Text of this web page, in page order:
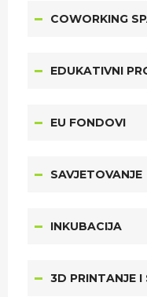
COWORKING
EDUKATIVNI
EU FONDOVI
SAVJETOVANJE
INKUBACIJA
3D PRINTANJE I